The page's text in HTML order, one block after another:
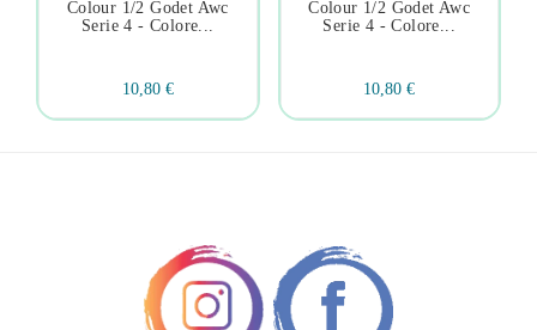
Colour 1/2 Godet Awc
Serie 4 - Colore...
10,80 €
Colour 1/2 Godet Awc
Serie 4 - Colore...
10,80 €